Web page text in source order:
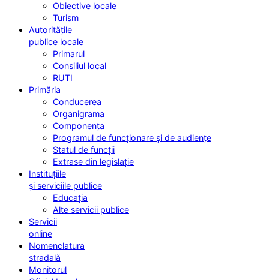
Obiective locale
Turism
Autoritățile
publice locale
Primarul
Consiliul local
RUTI
Primăria
Conducerea
Organigrama
Componența
Programul de funcționare și de audiențe
Statul de funcții
Extrase din legislație
Instituțiile
și serviciile publice
Educația
Alte servicii publice
Servicii
online
Nomenclatura
stradală
Monitorul